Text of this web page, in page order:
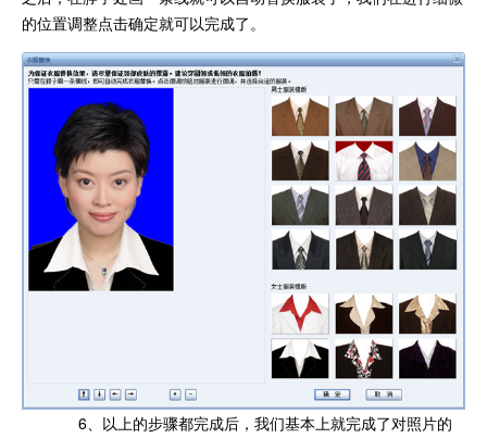
的位置调整点击确定就可以完成了。
6、以上的步骤都完成后，我们基本上就完成了对照片的